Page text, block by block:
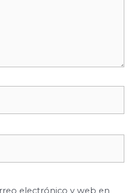
electrónico y web en